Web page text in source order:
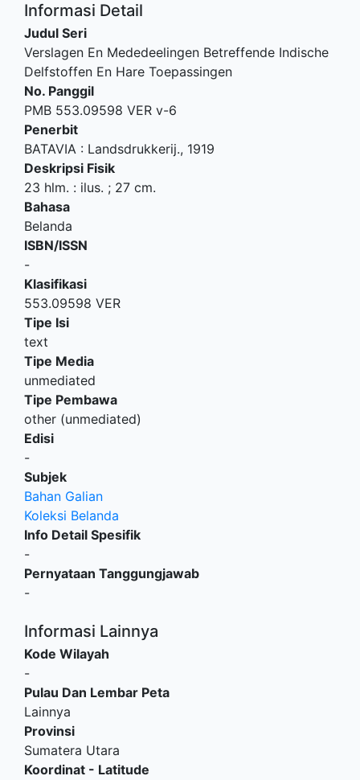
Informasi Detail
Judul Seri
Verslagen En Mededeelingen Betreffende Indische
Delfstoffen En Hare Toepassingen
No. Panggil
PMB 553.09598 VER v-6
Penerbit
BATAVIA : Landsdrukkerij., 1919
Deskripsi Fisik
23 hlm. : ilus. ; 27 cm.
Bahasa
Belanda
ISBN/ISSN
-
Klasifikasi
553.09598 VER
Tipe Isi
text
Tipe Media
unmediated
Tipe Pembawa
other (unmediated)
Edisi
-
Subjek
Bahan Galian
Koleksi Belanda
Info Detail Spesifik
-
Pernyataan Tanggungjawab
-
Informasi Lainnya
Kode Wilayah
-
Pulau Dan Lembar Peta
Lainnya
Provinsi
Sumatera Utara
Koordinat - Latitude